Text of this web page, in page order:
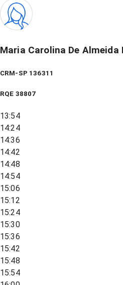
Maria Carolina De Almeida
CRM-SP 136311
RQE 38807
13:54
14:24
14:36
14:42
14:48
14:54
15:06
15:12
15:24
15:30
15:36
15:42
15:48
15:54